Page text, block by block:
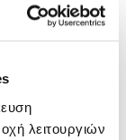
λειτουργιών